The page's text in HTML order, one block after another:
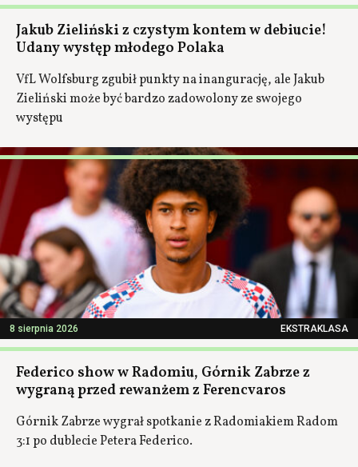
Jakub Zieliński z czystym kontem w debiucie!
Udany występ młodego Polaka
VfL Wolfsburg zgubił punkty na inangurację, ale Jakub
Zieliński może być bardzo zadowolony ze swojego
występu
8 sierpnia 2026 EKSTRAKLASA
Federico show w Radomiu, Górnik Zabrze z
wygraną przed rewanżem z Ferencvaros
Górnik Zabrze wygrał spotkanie z Radomiakiem Radom
3:1 po dublecie Petera Federico.